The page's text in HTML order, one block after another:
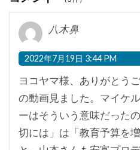
八木鼻
2022年7月19日 3:44 PM
ヨコヤマ様、ありがとう
の動画見ました。マイケ
ーはそういう意味だった
切には」は「教育予算を